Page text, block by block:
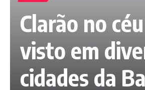
Clarão no
visto em
cidades da